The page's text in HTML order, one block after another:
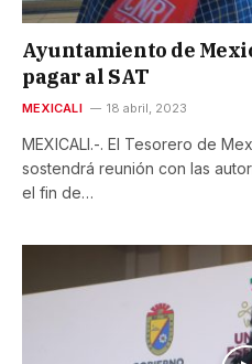
Ayuntamiento de
pagar al SAT
MEXICALI 18 abril, 2023
MEXICALI.-. El Tesorero de
sostendrá reunión con las
el fin de…